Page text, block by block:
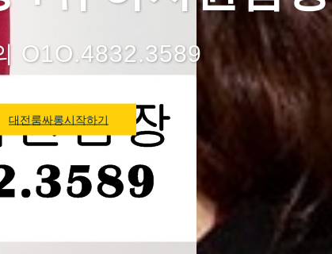
O1O.4832.3589
대전룸싸롱시작하기